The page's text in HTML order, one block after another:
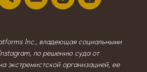
Inc., владеющая социальными
по решению суда от
экстремистской организацией, ее